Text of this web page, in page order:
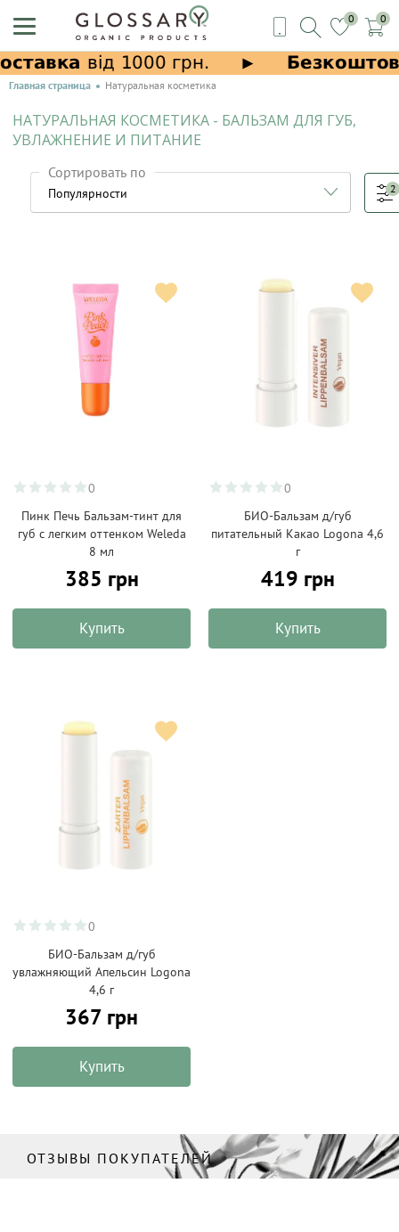
0 0
Главная страница Натуральная косметика
НАТУРАЛЬНАЯ КОСМЕТИКА - БАЛЬЗАМ ДЛЯ ГУБ,
УВЛАЖНЕНИЕ И ПИТАНИЕ
Сортировать по
2
0
Пинк Печь Бальзам-тинт для
губ с легким оттенком Weleda
8 мл
385 грн
Купить
0
БИО-Бальзам д/губ
питательный Какао Logona 4,6
г
419 грн
Купить
0
БИО-Бальзам д/губ
увлажняющий Апельсин Logona
4,6 г
367 грн
Купить
ОТЗЫВЫ ПОКУПАТЕЛЕЙ